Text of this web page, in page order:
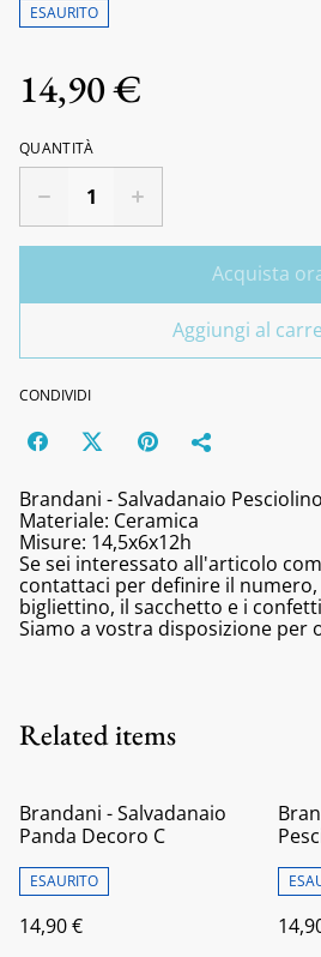
ESAURITO
14,90 €
QUANTITÀ
Acquista
Aggiungi al
CONDIVIDI
Brandani - Salvadanaio
Materiale: Ceramica
Misure: 14,5x6x12h
Se sei interessato all'articolo
contattaci per definire il numero,
bigliettino, il sacchetto e i
Siamo a vostra disposizione per
Related items
Brandani - Salvadanaio
Panda Decoro C
ESAURITO
14,90 €